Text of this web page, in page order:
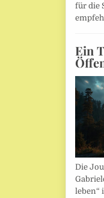
für die
Ein
Die
leben“